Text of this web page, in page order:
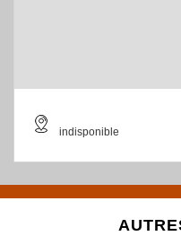
indisponible